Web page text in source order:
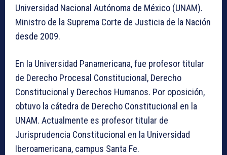
Universidad Nacional Autónoma de México (UNAM).
Ministro de la Suprema Corte de Justicia de la Nación
desde 2009.
En la Universidad Panamericana, fue profesor titular
de Derecho Procesal Constitucional, Derecho
Constitucional y Derechos Humanos. Por oposición,
obtuvo la cátedra de Derecho Constitucional en la
UNAM. Actualmente es profesor titular de
Jurisprudencia Constitucional en la Universidad
Iberoamericana, campus Santa Fe.